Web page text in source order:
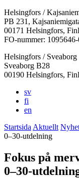
Facebook:
Öppnas
i
en
flik
Instagram:
Öppnas
i
en
flik
TikTok:
Öppnas
i
en
flik
Youtube:
Öppnas
i
en
flik
Vimeo:
Öppnas
i
en
flik
Helsingfors /
PB 231,
00171 Helsingfors,
FO-nummer:
Helsingfors / Sveaborg
Sveaborg B28
00190 Helsingfors,
sv
fi
en
Startsida Aktuellt
0–30-utdelning
Fokus på
0–30-